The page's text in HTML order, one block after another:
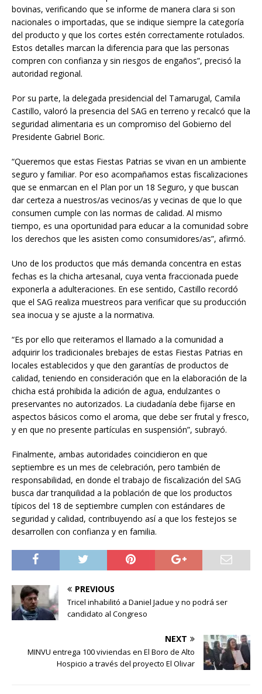
bovinas, verificando que se informe de manera clara si son
nacionales o importadas, que se indique siempre la categoría
del producto y que los cortes estén correctamente rotulados.
Estos detalles marcan la diferencia para que las personas
compren con confianza y sin riesgos de engaños”, precisó la
autoridad regional.
Por su parte, la delegada presidencial del Tamarugal, Camila
Castillo, valoró la presencia del SAG en terreno y recalcó que la
seguridad alimentaria es un compromiso del Gobierno del
Presidente Gabriel Boric.
“Queremos que estas Fiestas Patrias se vivan en un ambiente
seguro y familiar. Por eso acompañamos estas fiscalizaciones
que se enmarcan en el Plan por un 18 Seguro, y que buscan
dar certeza a nuestros/as vecinos/as y vecinas de que lo que
consumen cumple con las normas de calidad. Al mismo
tiempo, es una oportunidad para educar a la comunidad sobre
los derechos que les asisten como consumidores/as”, afirmó.
Uno de los productos que más demanda concentra en estas
fechas es la chicha artesanal, cuya venta fraccionada puede
exponerla a adulteraciones. En ese sentido, Castillo recordó
que el SAG realiza muestreos para verificar que su producción
sea inocua y se ajuste a la normativa.
“Es por ello que reiteramos el llamado a la comunidad a
adquirir los tradicionales brebajes de estas Fiestas Patrias en
locales establecidos y que den garantías de productos de
calidad, teniendo en consideración que en la elaboración de la
chicha está prohibida la adición de agua, endulzantes o
preservantes no autorizados. La ciudadanía debe fijarse en
aspectos básicos como el aroma, que debe ser frutal y fresco,
y en que no presente partículas en suspensión”, subrayó.
Finalmente, ambas autoridades coincidieron en que
septiembre es un mes de celebración, pero también de
responsabilidad, en donde el trabajo de fiscalización del SAG
busca dar tranquilidad a la población de que los productos
típicos del 18 de septiembre cumplen con estándares de
seguridad y calidad, contribuyendo así a que los festejos se
desarrollen con confianza y en familia.
PREVIOUS
Tricel inhabilitó a Daniel Jadue y no podrá ser
candidato al Congreso
NEXT
MINVU entrega 100 viviendas en El Boro de Alto
Hospicio a través del proyecto El Olivar